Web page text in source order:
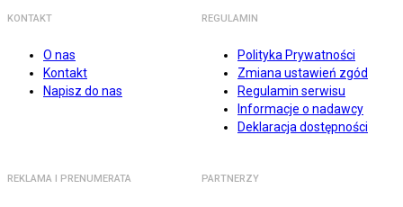
KONTAKT
O nas
Kontakt
Napisz do nas
REGULAMIN
Polityka Prywatności
Zmiana ustawień zgód
Regulamin serwisu
Informacje o nadawcy
Deklaracja dostępności
REKLAMA I PRENUMERATA PARTNERZY